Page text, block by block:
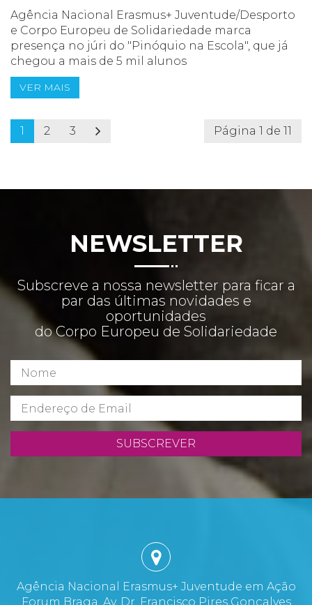
Agência Nacional Erasmus+ Juventude/Desporto
e Corpo Europeu de Solidariedade marca
presença no júri do "Pinóquio na Escola", que já
chegou a mais de 5 mil alunos
VER MAIS
1 2 3 Página 1 de 11
NEWSLETTER
Subscreve a nossa newsletter para ficar a
par das últimas novidades e
oportunidades
do Corpo Europeu de Solidariedade
SUBSCREVER
Agência Nacional Erasmus+ Juventude em Ação
Forum Braga, Av. Dr. Francisco Pires Gonçalves